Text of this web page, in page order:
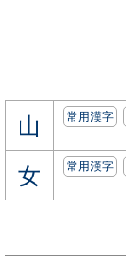
山 常用漢字
女 常用漢字